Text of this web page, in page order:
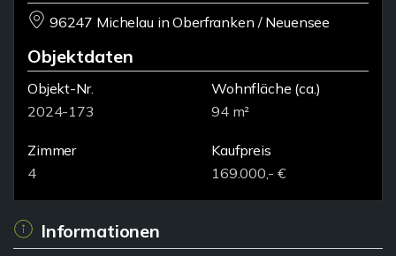
96247 Michelau in Oberfranken / Neuensee
Objektdaten
Objekt-Nr.
2024-173
Wohnfläche (ca.)
94 m²
Zimmer
4
Kaufpreis
169.000,- €
Informationen